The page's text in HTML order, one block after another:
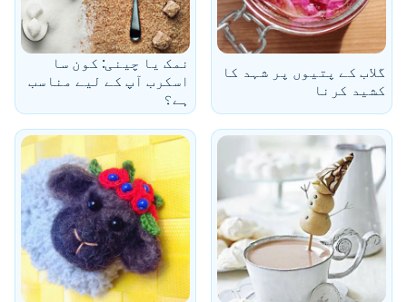
گلاب کے پتیوں پر شہد کا
کشید کرنا
نمک یا چینی: کون سا
اسکرب آپ کے لیے مناسب
ہے؟